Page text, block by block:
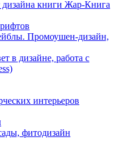
книги Жар-Книга
Промоушен-дизайн,
в дизайне, работа с
интерьеров
фитодизайн